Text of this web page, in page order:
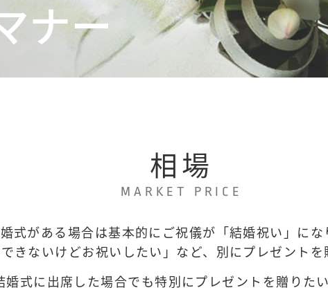
ナー
相場
MARKET PRICE
式がある場合は基本的にご祝儀が「結婚祝い」にな
きないけどお祝いしたい」など、別にプレゼントを
婚式に出席した場合でも特別にプレゼントを贈りたい